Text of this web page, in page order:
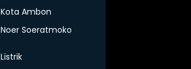
Kota Ambon
Noer Soeratmoko
Listrik